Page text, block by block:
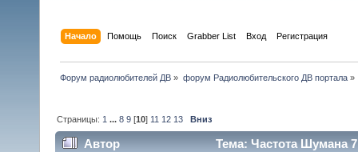
Начало Помощь Поиск Grabber List Вход Регистрация
Форум радиолюбителей ДВ » форум Радиолюбительского ДВ портала»
Страницы: 1 ...8 9 [10] 11 12 13 Вниз
Автор Тема: Частота Шумана